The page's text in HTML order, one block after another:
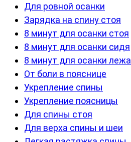
Для ровной осанки
Зарядка на спину стоя
8 минут для осанки стоя
8 минут для осанки сидя
8 минут для осанки лежа
От боли в пояснице
Укрепление спины
Укрепление поясницы
Для спины стоя
Для верха спины и шеи